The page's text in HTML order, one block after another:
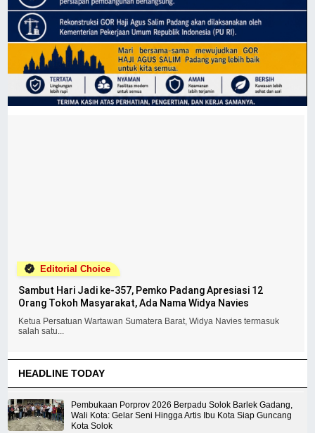
Editorial Choice
Sambut Hari Jadi ke-357, Pemko Padang Apresiasi 12
Orang Tokoh Masyarakat, Ada Nama Widya Navies
Ketua Persatuan Wartawan Sumatera Barat, Widya Navies termasuk
salah satu...
HEADLINE TODAY
Pembukaan Porprov 2026 Berpadu Solok Barlek Gadang,
Wali Kota: Gelar Seni Hingga Artis Ibu Kota Siap Guncang
Kota Solok